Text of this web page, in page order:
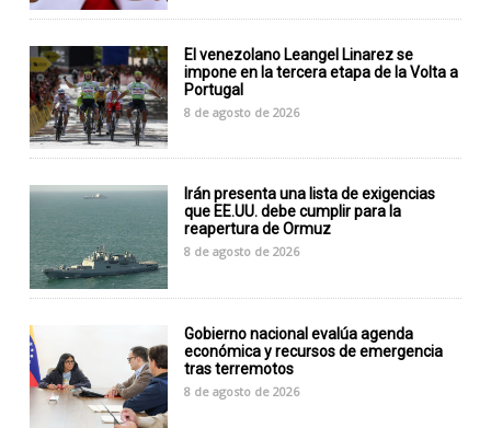
El venezolano Leangel Linarez se
impone en la tercera etapa de la Volta a
Portugal
8 de agosto de 2026
Irán presenta una lista de exigencias
que EE.UU. debe cumplir para la
reapertura de Ormuz
8 de agosto de 2026
Gobierno nacional evalúa agenda
económica y recursos de emergencia
tras terremotos
8 de agosto de 2026